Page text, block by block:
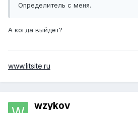
Определитель с меня.
А когда выйдет?
www.litsite.ru
wzykov